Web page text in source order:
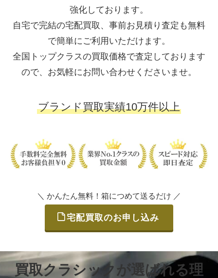
強化しております。
自宅で完結の宅配買取、事前お見積り査定も無料
で簡単にご利用いただけます。
全国トップクラスの買取価格で査定しております
ので、お気軽にお問い合わせくださいませ。
ブランド買取実績10万件以上
＼ かんたん無料！箱につめて送るだけ ／
宅配買取のお申し込み
買取クラシックが選ばれる理